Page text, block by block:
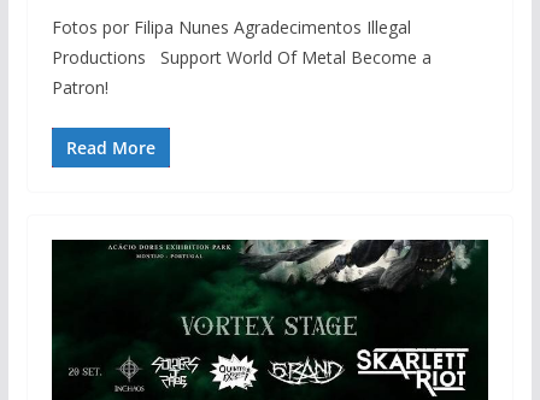
Fotos por Filipa Nunes Agradecimentos Illegal
Productions Support World Of Metal Become a
Patron!
Read More